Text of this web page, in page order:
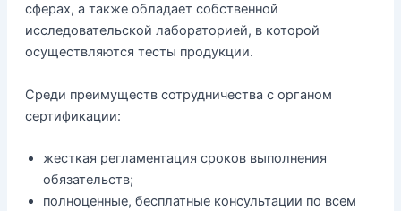
сферах, а также обладает собственной
исследовательской лабораторией, в которой
осуществляются тесты продукции.
Среди преимуществ сотрудничества с органом
сертификации:
жесткая регламентация сроков выполнения
обязательств;
полноценные, бесплатные консультации по всем